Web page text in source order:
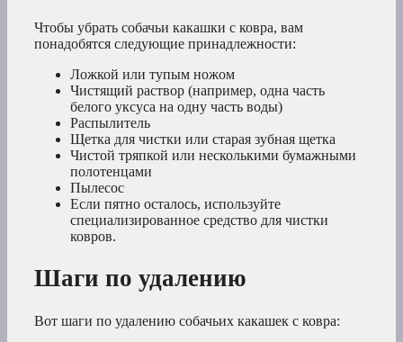
Чтобы убрать собачьи какашки с ковра, вам
понадобятся следующие принадлежности:
Ложкой или тупым ножом
Чистящий раствор (например, одна часть
белого уксуса на одну часть воды)
Распылитель
Щетка для чистки или старая зубная щетка
Чистой тряпкой или несколькими бумажными
полотенцами
Пылесос
Если пятно осталось, используйте
специализированное средство для чистки
ковров.
Шаги по удалению
Вот шаги по удалению собачьих какашек с ковра: